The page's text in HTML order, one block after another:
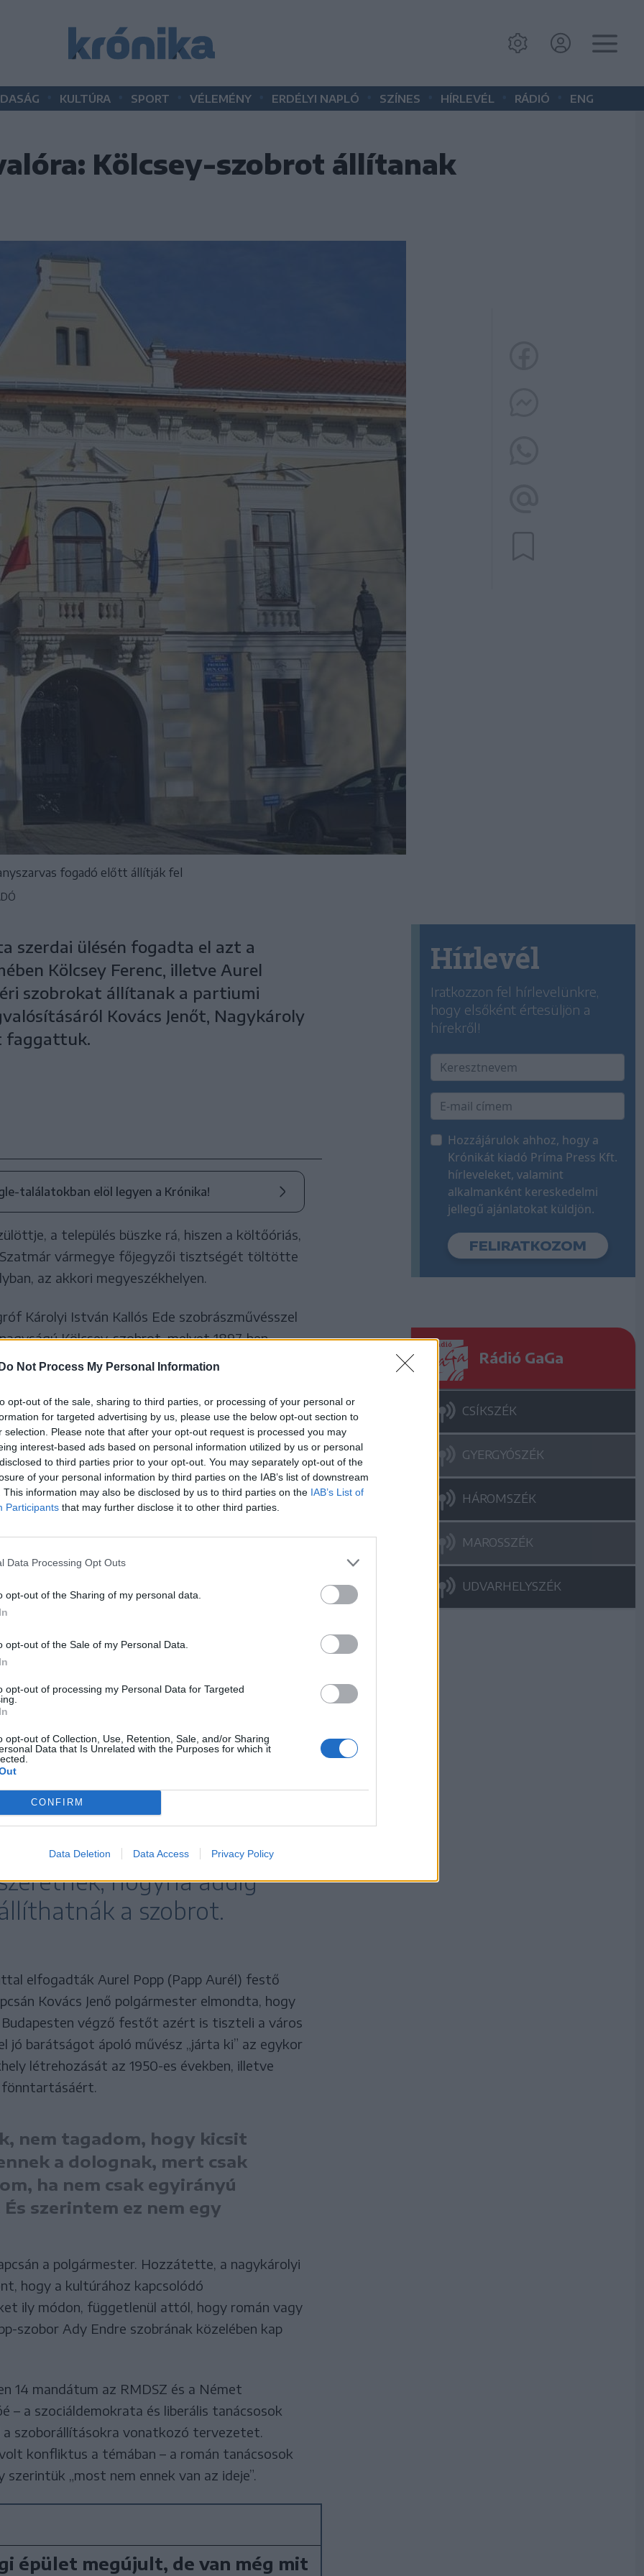
Do Not Process My Personal Information
opt-out of the sale, sharing to third parties, or processing of your personal or
for targeted advertising by us, please use the below opt-out section to
selection. Please note that after your opt-out request is processed you may
interest-based ads based on personal information utilized by us or personal
to third parties prior to your opt-out. You may separately opt-out of the
of your personal information by third parties on the IAB’s list of downstream
This information may also be disclosed by us to third parties on the IAB’s List of
Participants that may further disclose it to other third parties.
Data Processing Opt Outs
opt-out of the Sharing of my personal data.
opt-out of the Sale of my Personal Data.
opt-out of processing my Personal Data for Targeted
opt-out of Collection, Use, Retention, Sale, and/or Sharing
Data that Is Unrelated with the Purposes for which it
CONFIRM
Data Deletion Data Access Privacy Policy
KULTÚRA SPORT VÉLEMÉNY ERDÉLYI NAPLÓ SZÍNES HÍRLEVÉL RÁDIÓ ENG
Kölcsey-szobrot állítanak
fogadó előtt állítják fel
szerdai ülésén fogadta el azt a
Kölcsey Ferenc, illetve Aurel
szobrokat állítanak a partiumi
Kovács Jenőt, Nagykároly
faggattuk.
találatokban elöl legyen a Krónika!
a település büszke rá, hiszen a költőóriás,
Szatmár vármegye főjegyzői tisztségét töltötte
az akkori megyeszékhelyen.
Károlyi István Kallós Ede szobrászművésszel
Kölcsey-szobrot, melyet 1897-ben
A szobrot először 1933-ban, majd pedig
alkalommal le is fűrészelték és elvitték a fejét,
darabokra szedték és
újra szobrot állítanak Kölcseynek, hiszen
ülésén elfogadta az erre vonatkozó
a Krónikának
lakóinak régi álma volt,
Kölcsey-szobor a jelenleg
54 százalékban
településen.
segítséggel valósul meg: a
kapná azt az anyagi támogatást,
Az ülő alakos szobrot a mai városháza, az
szeretnék elhelyezni, egy osztrák festő
el egy magyarországi művész.
Himnusz megírásának 200.
hogyha addig
a szobrot.
elfogadták Aurel Popp (Papp Aurél) festő
Kovács Jenő polgármester elmondta, hogy
végző festőt azért is tiszteli a város
jó barátságot ápoló művész „járta ki” az egykor
létrehozását az 1950-es években, illetve
nem tagadom, hogy kicsit
a dolognak, mert csak
ha nem csak egyirányú
szerintem ez nem egy
a polgármester. Hozzátette, a nagykárolyi
hogy a kultúrához kapcsolódó
ily módon, függetlenül attól, hogy román vagy
szobor Ady Endre szobrának közelében kap
14 mandátum az RMDSZ és a Német
– a szociáldemokrata és liberális tanácsosok
szoborállításokra vonatkozó tervezetet.
konfliktus a témában – a román tanácsosok
„most nem ennek van az ideje”.
épület megújult, de van még mit
Hírlevél
Iratkozzon fel hírlevelünkre,
hogy elsőként értesüljön a
hírekről!
Hozzájárulok ahhoz, hogy a
Krónikát kiadó Príma Press Kft.
hírleveleket, valamint
alkalmanként kereskedelmi
jellegű ajánlatokat küldjön.
Rádió GaGa
CSÍKSZÉK
GYERGYÓSZÉK
HÁROMSZÉK
MAROSSZÉK
UDVARHELYSZÉK